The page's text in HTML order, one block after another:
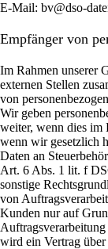
E-Mail: bv@dso-
Empfänger von
Im Rahmen unserer
externen Stellen
von
Wir geben
weiter, wenn dies im
wenn wir gesetzlich
Daten an
Art. 6 Abs. 1 lit. f
sonstige
von
Kunden nur auf
wird ein Vertrag über